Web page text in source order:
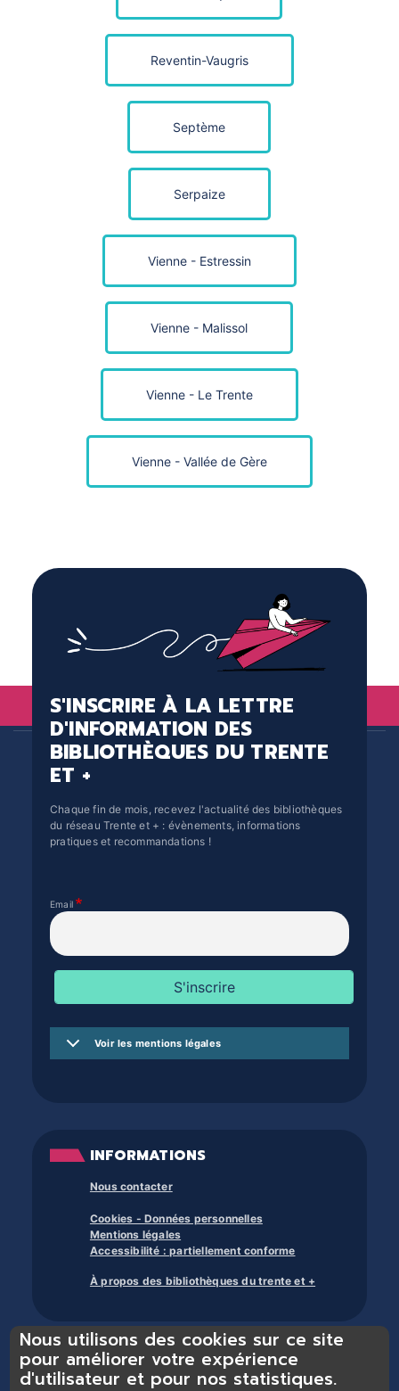
Reventin-Vaugris
Septème
Serpaize
Vienne - Estressin
Vienne - Malissol
Vienne - Le Trente
Vienne - Vallée de Gère
S'INSCRIRE À LA LETTRE
D'INFORMATION DES
BIBLIOTHÈQUES DU TRENTE
ET +
Chaque fin de mois, recevez l'actualité des bibliothèques
du réseau Trente et + : évènements, informations
pratiques et recommandations !
Email
Voir les mentions légales
INFORMATIONS
Nous contacter
Cookies - Données personnelles
Mentions légales
Accessibilité : partiellement conforme
À propos des bibliothèques du trente et +
Nous utilisons des cookies sur ce site
pour améliorer votre expérience
d'utilisateur et pour nos statistiques.